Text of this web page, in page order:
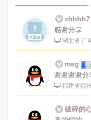
感谢分享
湖北省 广
msg
谢谢谢谢分
福建省福
破碎的